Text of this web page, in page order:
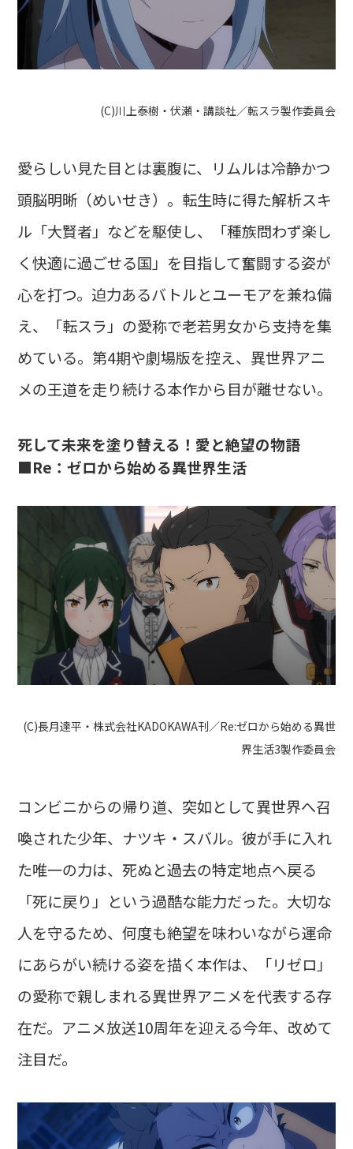
(C)川上泰樹・伏瀬・講談社／転スラ製作委員会
愛らしい見た目とは裏腹に、リムルは冷静かつ
頭脳明晰（めいせき）。転生時に得た解析スキ
ル「大賢者」などを駆使し、「種族問わず楽し
く快適に過ごせる国」を目指して奮闘する姿が
心を打つ。迫力あるバトルとユーモアを兼ね備
え、「転スラ」の愛称で老若男女から支持を集
めている。第4期や劇場版を控え、異世界アニ
メの王道を走り続ける本作から目が離せない。
死して未来を塗り替える！愛と絶望の物語
■Re：ゼロから始める異世界生活
(C)長月達平・株式会社KADOKAWA刊／Re:ゼロから始める異世
界生活3製作委員会
コンビニからの帰り道、突如として異世界へ召
喚された少年、ナツキ・スバル。彼が手に入れ
た唯一の力は、死ぬと過去の特定地点へ戻る
「死に戻り」という過酷な能力だった。大切な
人を守るため、何度も絶望を味わいながら運命
にあらがい続ける姿を描く本作は、「リゼロ」
の愛称で親しまれる異世界アニメを代表する存
在だ。アニメ放送10周年を迎える今年、改めて
注目だ。